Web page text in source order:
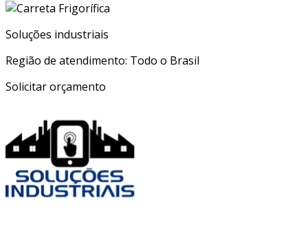
Soluções industriais
Região de atendimento: Todo o Brasil
Solicitar orçamento